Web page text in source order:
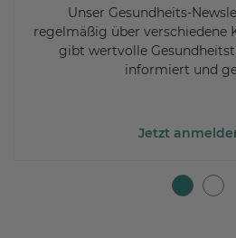
Unser Gesundheits-
regelmäßig über verschiedene
gibt wertvolle
informiert und
Jetzt